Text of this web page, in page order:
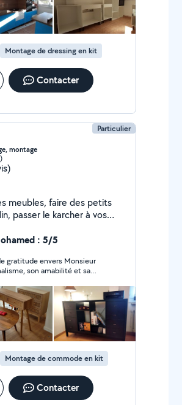
Montage de dressing en kit
Contacter
Particulier
montage
meubles, faire des petits
passer le karcher à vos
et livrer des courses.
prestation et sans
: 5/5
gratitude envers Monsieur
son amabilité et sa
en raison de mes horaires
sa grande
une heure plus tard.
mes excuses, bien que
de ma part. En toute
Stéphane est une personne
et je le recommande
qu'à l'ensemble de mon
Montage de commode en kit
Contacter